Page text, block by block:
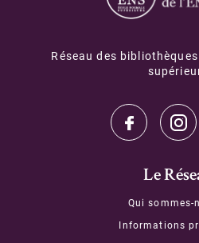
Bibliothèque des
Bibliothèque de
Ressources
S'inscrire, se
Nous
Réseau des
Le
Qui sommes-
Informations